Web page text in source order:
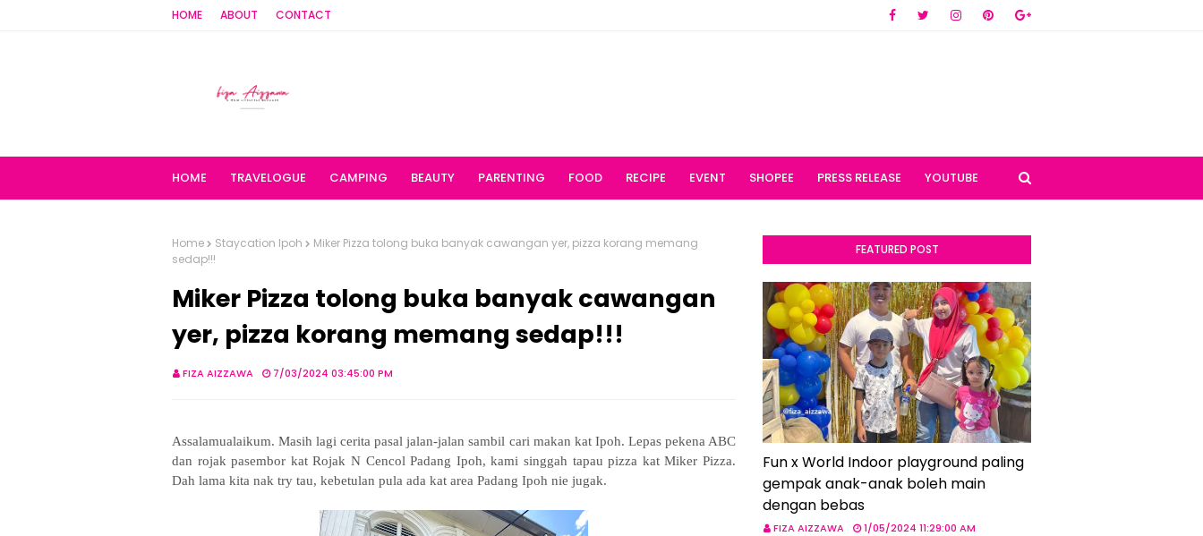
HOME ABOUT CONTACT
HOME TRAVELOGUE CAMPING BEAUTY PARENTING FOOD RECIPE EVENT SHOPEE PRESS RELEASE YOUTUBE
Home Staycation Ipoh
Miker Pizza tolong buka banyak cawangan yer, pizza korang memang
sedap!!!
Miker Pizza tolong buka banyak cawangan
yer, pizza korang memang sedap!!!
FIZA AIZZAWA 7/03/2024 03:45:00 PM
Assalamualaikum. Masih lagi cerita pasal jalan-jalan sambil cari makan kat Ipoh. Lepas pekena ABC
dan rojak pasembor kat Rojak N Cencol Padang Ipoh, kami singgah tapau pizza kat Miker Pizza.
Dah lama kita nak try tau, kebetulan pula ada kat area Padang Ipoh nie jugak.
FEATURED POST
Fun x World Indoor playground paling
gempak anak-anak boleh main
dengan bebas
FIZA AIZZAWA 1/05/2024 11:29:00 AM